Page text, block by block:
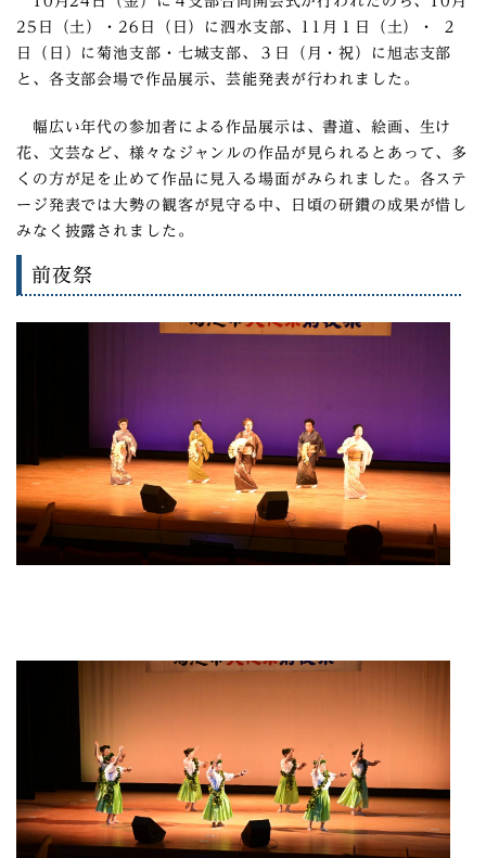
25日（土）・26日（日）に泗水支部、11月１日（土）・ ２
日（日）に菊池支部・七城支部、３日（月・祝）に旭志支部
と、各支部会場で作品展示、芸能発表が行われました。
幅広い年代の参加者による作品展示は、書道、絵画、生け
花、文芸など、様々なジャンルの作品が見られるとあって、多
くの方が足を止めて作品に見入る場面がみられました。各ステ
ージ発表では大勢の観客が見守る中、日頃の研鑽の成果が惜し
みなく披露されました。
前夜祭